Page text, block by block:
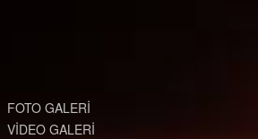
FOTO GALERİ
VİDEO GALERİ